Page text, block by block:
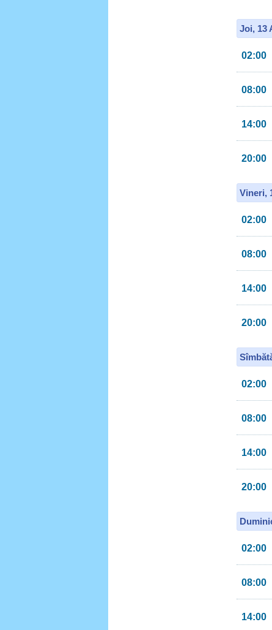
Joi, 13
02:00
08:00
14:00
20:00
Vineri,
02:00
08:00
14:00
20:00
02:00
08:00
14:00
20:00
02:00
08:00
14:00